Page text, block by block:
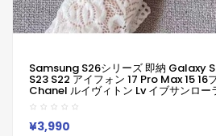
Samsung S26シリーズ 即納 Galaxy
S23 S22 アイフォン 17 Pro Max 15 16
Chanel ルイヴィトン Lv イブサンロー
16 15 14 13 Pro サムソン S23 S24 S26
Iphone16 15 14 11 12 13 Pro Maxブラン
¥3,990